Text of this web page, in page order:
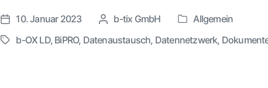
V
e
10. Januar 2023
G
s
b-tix GmbH
V
e
Allgemein
S
b-OX LD, BiPRO, Datenaustausch, Datennetzwerk,